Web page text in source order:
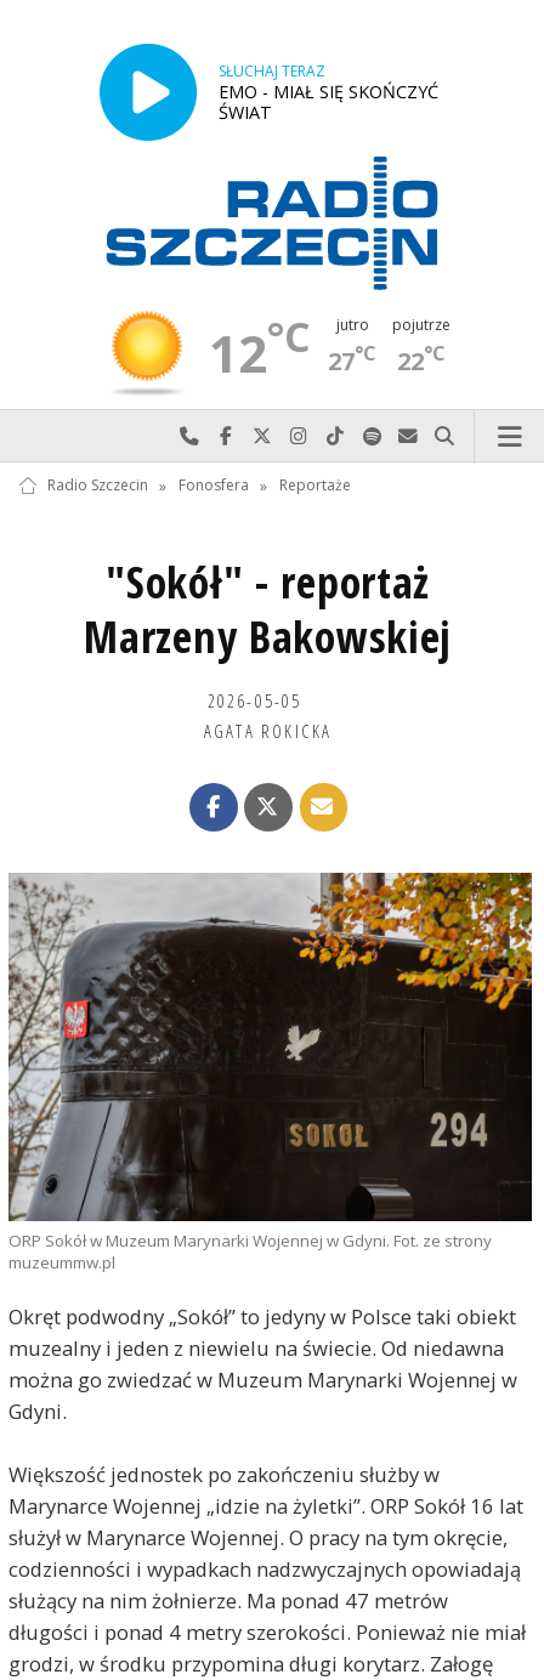
SŁUCHAJ TERAZ
EMO - MIAŁ SIĘ SKOŃCZYĆ
ŚWIAT
12°C jutro
27°C
pojutrze
22°C
Najlepiej po prostu do nas zadzwoń
Odwiedź nas na Facebook-u
Odwiedź nas na X
Odwiedź nas na Instagram-ie
Odwiedź nas na TikTok-u
Szukaj nas na Spotify
Wyślij do nas
Szukaj
Radio Szczecin » Fonosfera » Reportaże
"Sokół" - reportaż
Marzeny Bakowskiej
2026-05-05
AGATA ROKICKA
ORP Sokół w Muzeum Marynarki Wojennej w Gdyni. Fot. ze strony
muzeummw.pl
Okręt podwodny „Sokół” to jedyny w Polsce taki obiekt
muzealny i jeden z niewielu na świecie. Od niedawna
można go zwiedzać w Muzeum Marynarki Wojennej w
Gdyni.
Większość jednostek po zakończeniu służby w
Marynarce Wojennej „idzie na żyletki”. ORP Sokół 16 lat
służył w Marynarce Wojennej. O pracy na tym okręcie,
codzienności i wypadkach nadzwyczajnych opowiadają
służący na nim żołnierze. Ma ponad 47 metrów
długości i ponad 4 metry szerokości. Ponieważ nie miał
grodzi, w środku przypomina długi korytarz. Załogę